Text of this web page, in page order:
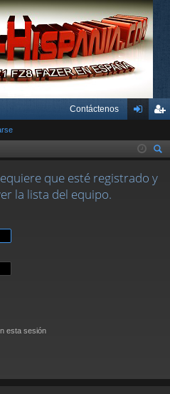
Contáctenos
nti
fic
ist
car
que esté registrado y
la lista del equipo.
esta sesión